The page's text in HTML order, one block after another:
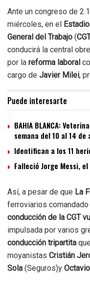
Ante un congreso de
miércoles, en el
General del Trabajo (
conducirá la central
por la reforma laboral
cargo de Javier Milei,
Puede interesarte
BAHIA BLANCA:
semana del 10 al 14 de
Identifican a los 11
Falleció Jorge Messi,
Así, a pesar de que La
ferroviarios
conducción de la CGT
impulsada por varios
conducción tripartita
moyanistas Cristián
Sola (Seguros)y